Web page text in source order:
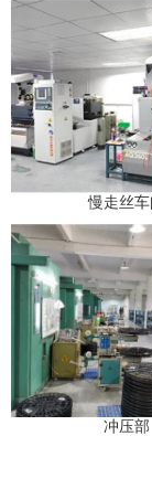
慢走丝车
冲压部